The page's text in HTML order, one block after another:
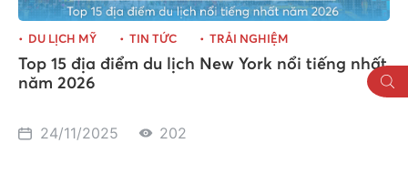
DU LỊCH MỸ TIN TỨC TRẢI NGHIỆM
Top 15 địa điểm du lịch New York nổi tiếng nhất
năm 2026
24/11/2025 202